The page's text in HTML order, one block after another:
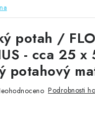
potah /
- cca 25 x
potahový
Podrobnosti